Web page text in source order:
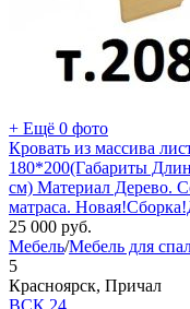
+ Ещё 0 фото
Кровать из массива
180*200(Габариты
см) Материал Дерево.
матраса.
25 000 руб.
Мебель/Мебель для
5
Красноярск, Причал
ВСК 24